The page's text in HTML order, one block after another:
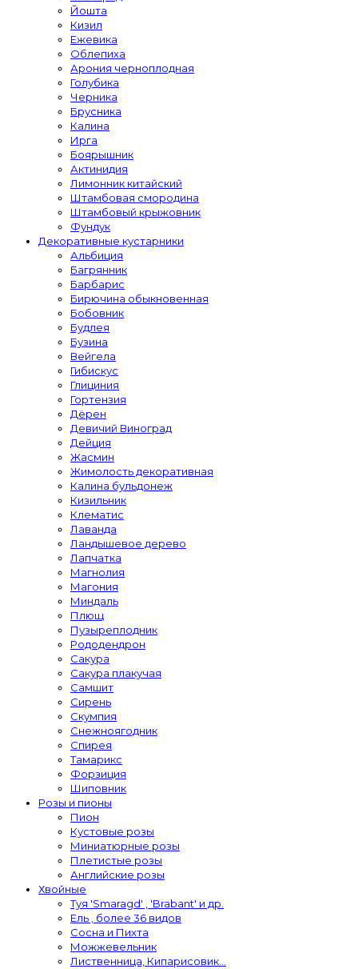
Йошта
Кизил
Ежевика
Облепиха
Арония черноплодная
Голубика
Черника
Брусника
Калина
Ирга
Боярышник
Актинидия
Лимонник китайский
Штамбовая смородина
Штамбовый крыжовник
Фундук
Декоративные кустарники
Альбиция
Багрянник
Барбарис
Бирючина обыкновенная
Бобовник
Будлея
Бузина
Вейгела
Гибискус
Глициния
Гортензия
Дёрен
Девичий Виноград
Дейция
Жасмин
Жимолость декоративная
Калина бульдонеж
Кизильник
Клематис
Лаванда
Ландышевое дерево
Лапчатка
Магнолия
Магония
Миндаль
Плющ
Пузыреплодник
Рододендрон
Сакура
Сакура плакучая
Самшит
Сирень
Скумпия
Снежноягодник
Спирея
Тамарикс
Форзиция
Шиповник
Розы и пионы
Пион
Кустовые розы
Миниатюрные розы
Плетистые розы
Английские розы
Хвойные
Туя 'Smaragd' , 'Brabant' и др.
Ель , более 36 видов
Сосна и Пихта
Можжевельник
Лиственница, Кипарисовик...